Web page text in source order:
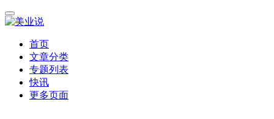
首页
文章分类
专题列表
快讯
更多页面